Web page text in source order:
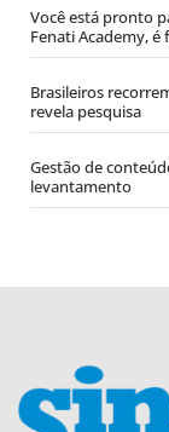
Você está pronto
Fenati Academy, é
Brasileiros
revela pesquisa
Gestão de
levantamento